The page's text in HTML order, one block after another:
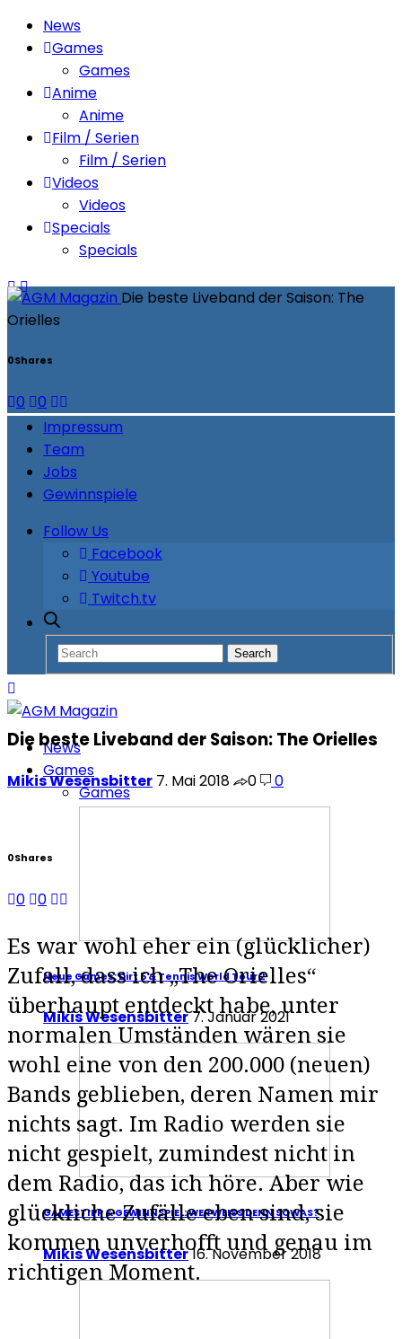
News
Games
Games
Anime
Anime
Film / Serien
Film / Serien
Videos
Videos
Specials
Specials
Die beste Liveband der Saison: The
Orielles
0Shares
0
0
Impressum
Team
Jobs
Gewinnspiele
Follow Us
Facebook
Youtube
Twitch.tv
News
Games
Games
Neue Games: Dirt 5 & Tennis World Tour 2
Mikis Wesensbitter7. Januar 2021
GAMESTIPP & GEWINNSPIEL: WER WEISS DENN SOWAS?
Mikis Wesensbitter16. November 2018
Die beste Liveband der Saison: The Orielles
Mikis Wesensbitter 7. Mai 2018 0 0
0Shares
0 0
Es war wohl eher ein (glücklicher)
Zufall, dass ich „The Orielles“
überhaupt entdeckt habe, unter
normalen Umständen wären sie
wohl eine von den 200.000 (neuen)
Bands geblieben, deren Namen mir
nichts sagt. Im Radio werden sie
nicht gespielt, zumindest nicht in
dem Radio, das ich höre. Aber wie
glückliche Zufälle eben sind, sie
kommen unverhofft und genau im
richtigen Moment.